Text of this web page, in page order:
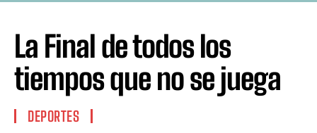
La Final de todos los
tiempos que no se juega
DEPORTES